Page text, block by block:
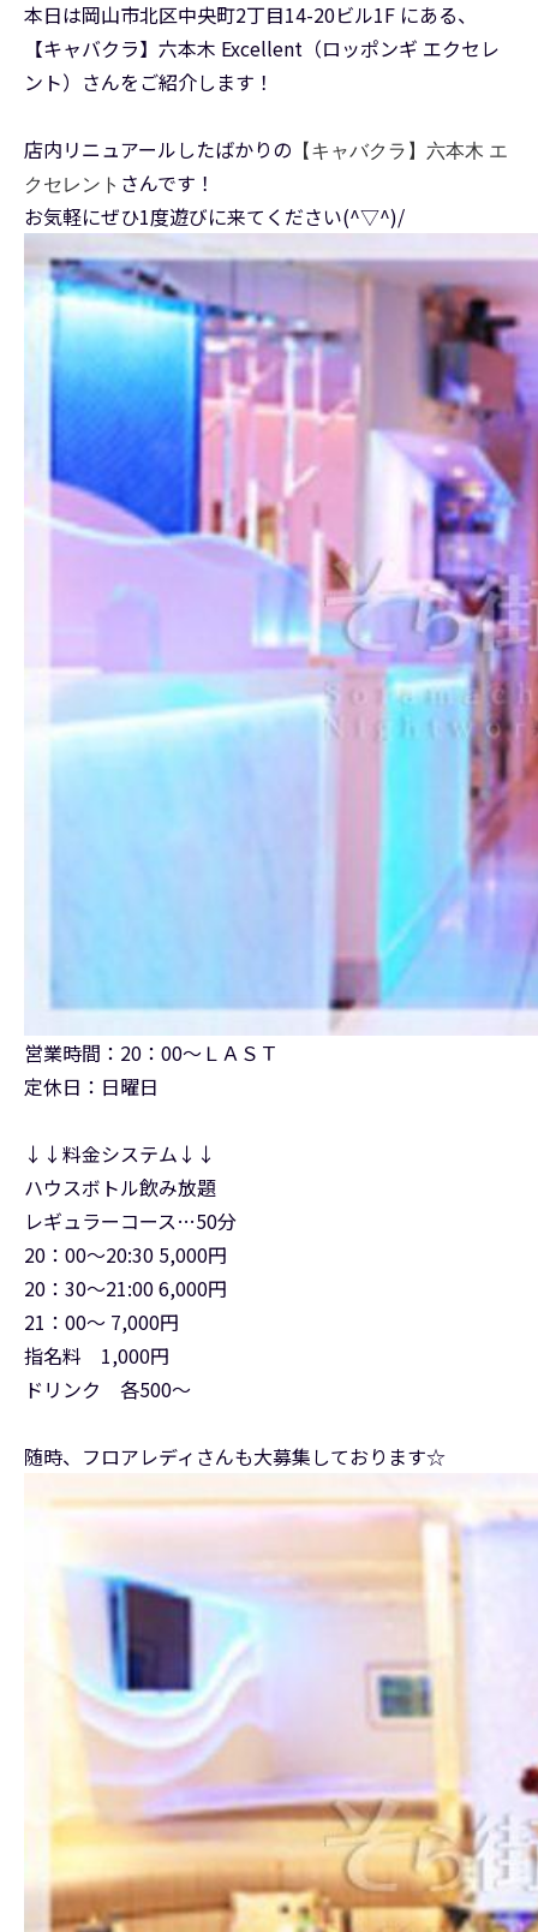
本日は岡山市北区中央町2丁目14-20ビル1F にある、
【キャバクラ】六本木 Excellent（ロッポンギ エクセレ
ント）さんをご紹介します！
店内リニュアールしたばかりの 【キャバクラ】六本木 エ
クセレント さんです！
お気軽にぜひ1度遊びに来てください(^▽^)/
営業時間：20：00～ＬＡＳＴ
定休日：日曜日
↓↓料金システム↓↓
ハウスボトル飲み放題
レギュラーコース…50分
20：00～20:30 5,000円
20：30～21:00 6,000円
21：00～ 7,000円
指名料 1,000円
ドリンク 各500～
随時、フロアレディさんも大募集しております☆